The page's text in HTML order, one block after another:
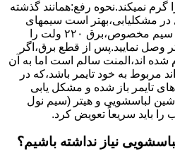
را ﮔﺮم نمیکند.نحوه رﻓﻊ:ﻫﻤﺎﻧﻨﺪ ﮔﺬﺷﺘﻪ
مشکلیابی،بهتر است سیمهای
راﺑﻂ ﻫﯿﺘﺮ را ﺟﺪا ﻧﻤﻮده و ﺑﺎ ﯾﮏ ﺳﯿﻢ ﻣﺨﺼﻮص،برق ۲۲۰ ولت را
۱۰ ﺛﺎﻧﯿﻪ ﺑﻪ ﻫﯿﺘﺮ وصل نمایید.ﭘﺲ از ﻗﻄﻊ ﺑﺮق،اﮔﺮ
ﺷﺪه اند،اﻟﻤﻨﺖ ﺳﺎﻟﻢ است اما ﺑﻪ آن
مربوط به ﺧﻮد ﺗﺎﯾﻤﺮ باشد،ﮐﻪ در
ﺗﺎﯾﻤﺮ باز شده و مشکل یابی
لباسشویی و ﻫﯿﺘﺮ (سیم ﻧﻮل
ﺑﺎﯾﺪ سریعاً ﺗﻌﻮﯾﺾ کرد.
نیاز نداشته باشیم؟